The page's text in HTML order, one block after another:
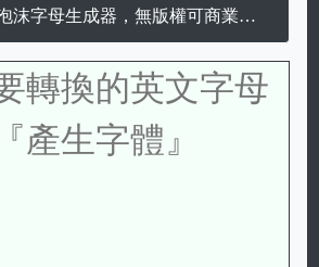
母生成器，無版權可商業用途的塗鴉泡沫字母